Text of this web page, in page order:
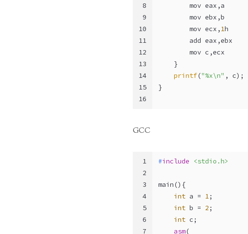
8
9
10
11
12
13
14
15
16
        mov eax,a
        mov ebx,b
        mov ecx,
1h
        add eax,ebx
        mov c,ecx
    }
printf("%x\n" , c);
}
GCC
1
2
3
4
5
6
7
#include <stdio.h>
main(){
int a = 1;
int b = 2;
int c;
asm(